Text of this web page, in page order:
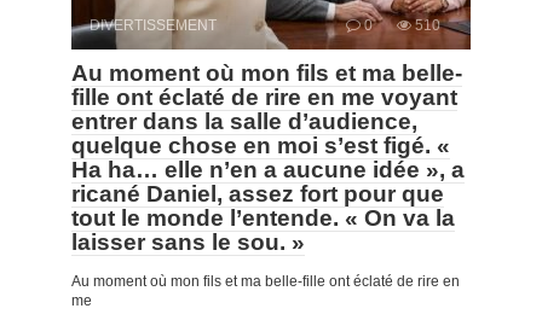
DIVERTISSEMENT 0 510
Au moment où mon fils et ma belle-
fille ont éclaté de rire en me voyant
entrer dans la salle d’audience,
quelque chose en moi s’est figé. «
Ha ha… elle n’en a aucune idée », a
ricané Daniel, assez fort pour que
tout le monde l’entende. « On va la
laisser sans le sou. »
Au moment où mon fils et ma belle-fille ont éclaté de rire en
me